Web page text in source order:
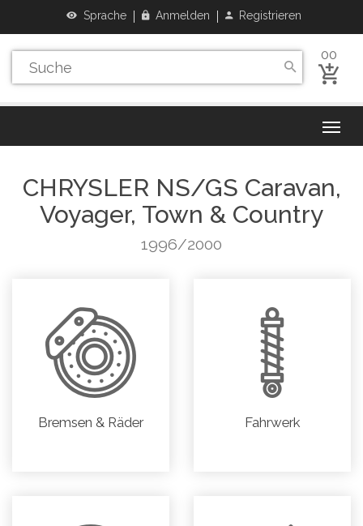
Sprache Anmelden Registrieren
00
CHRYSLER NS/GS Caravan,
Voyager, Town & Country
1996/2000
Bremsen & Räder Fahrwerk